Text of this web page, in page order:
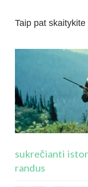
Taip pat skaitykite
sukrečianti
randus